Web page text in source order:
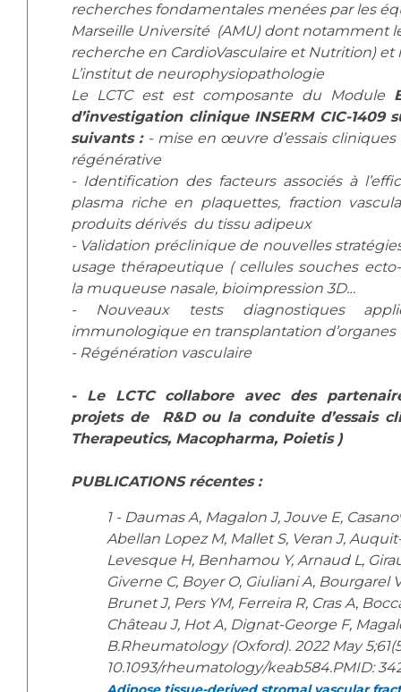
recherches fondamentales menées par les
Marseille Université (AMU) dont notamment
recherche en CardioVasculaire et Nutrition) et
L’institut de neurophysiopathologie
Le LCTC est est composante du Module
d’investigation clinique INSERM CIC-1409
suivants : - mise en œuvre d’essais
régénérative
- Identification des facteurs associés à
plasma riche en plaquettes, fraction
produits dérivés du tissu adipeux
- Validation préclinique de nouvelles
usage thérapeutique ( cellules souches
la muqueuse nasale, bioimpression 3D…
- Nouveaux tests diagnostiques
immunologique en transplantation d’organes
- Régénération vasculaire
- Le LCTC collabore avec des
projets de R&D ou la conduite d’essais
Therapeutics, Macopharma, Poietis )
PUBLICATIONS récentes :
1 - Daumas A, Magalon J, Jouve E,
Abellan Lopez M, Mallet S, Veran J,
Levesque H, Benhamou Y, Arnaud L,
Giverne C, Boyer O, Giuliani A, Bourgarel
Brunet J, Pers YM, Ferreira R, Cras A,
Château J, Hot A, Dignat-George F,
B.Rheumatology (Oxford). 2022 May
10.1093/rheumatology/keab584.PMID: